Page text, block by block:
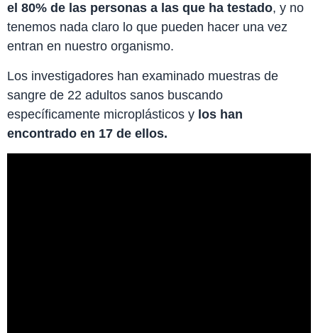
el 80% de las personas a las que ha testado, y no
tenemos nada claro lo que pueden hacer una vez
entran en nuestro organismo.
Los investigadores han examinado muestras de
sangre de 22 adultos sanos buscando
específicamente microplásticos y los han
encontrado en 17 de ellos.